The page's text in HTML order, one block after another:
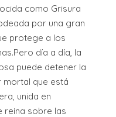
como Grisura
por una gran
protege a los
día a día, la
puede detener la
mortal que está
unida en
reina sobre las